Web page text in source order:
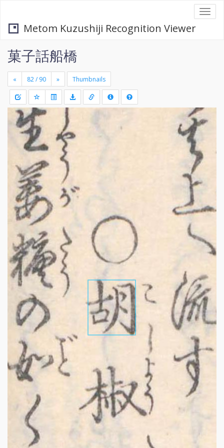
Metom Kuzushiji Recognition Viewer
菓子話船橋
« » Thumbnails
+
-
Draw